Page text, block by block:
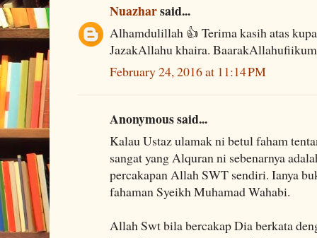
Nuazharsaid...
Alhamdulillah 👍 Terima kasih atas
JazakAllahu khaira. BaarakAllahufiikum
February 24, 2016 at 11:14 PM
Anonymous said...
Kalau Ustaz ulamak ni betul faham
sangat yang Alquran ni sebenarnya
percakapan Allah SWT sendiri. Ianya
fahaman Syeikh Muhamad Wahabi.
Allah Swt bila bercakap Dia berkata